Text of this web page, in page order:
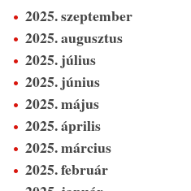
2025. szeptember
2025. augusztus
2025. július
2025. június
2025. május
2025. április
2025. március
2025. február